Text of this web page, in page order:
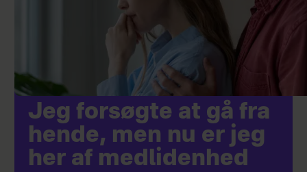
Jeg forsøgte at gå fra
hende, men nu er jeg
her af medlidenhed